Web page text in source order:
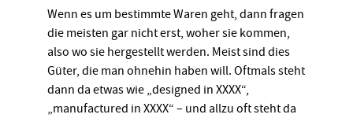
Wenn es um bestimmte Waren geht, dann fragen
die meisten gar nicht erst, woher sie kommen,
also wo sie hergestellt werden. Meist sind dies
Güter, die man ohnehin haben will. Oftmals steht
dann da etwas wie „designed in XXXX“,
„manufactured in XXXX“ – und allzu oft steht da